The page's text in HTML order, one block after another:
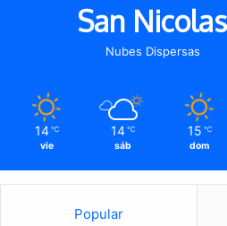
San Nicolas
Nubes Dispersas
14 ℃
vie
14 ℃
sáb
15 ℃
dom
Popular